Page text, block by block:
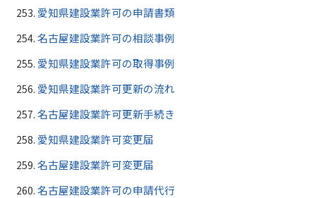
愛知県建設業許可の申請書類
名古屋建設業許可の相談事例
愛知県建設業許可の取得事例
愛知県建設業許可更新の流れ
名古屋建設業許可更新手続き
愛知県建設業許可変更届
名古屋建設業許可変更届
名古屋建設業許可の申請代行